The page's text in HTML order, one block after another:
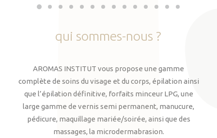
qui sommes-nous ?
AROMAS INSTITUT vous propose une gamme
complète de soins du visage et du corps, épilation ainsi
que l’épilation définitive, forfaits minceur LPG, une
large gamme de vernis semi permanent, manucure,
pédicure, maquillage mariée/soirée, ainsi que des
massages, la microdermabrasion.